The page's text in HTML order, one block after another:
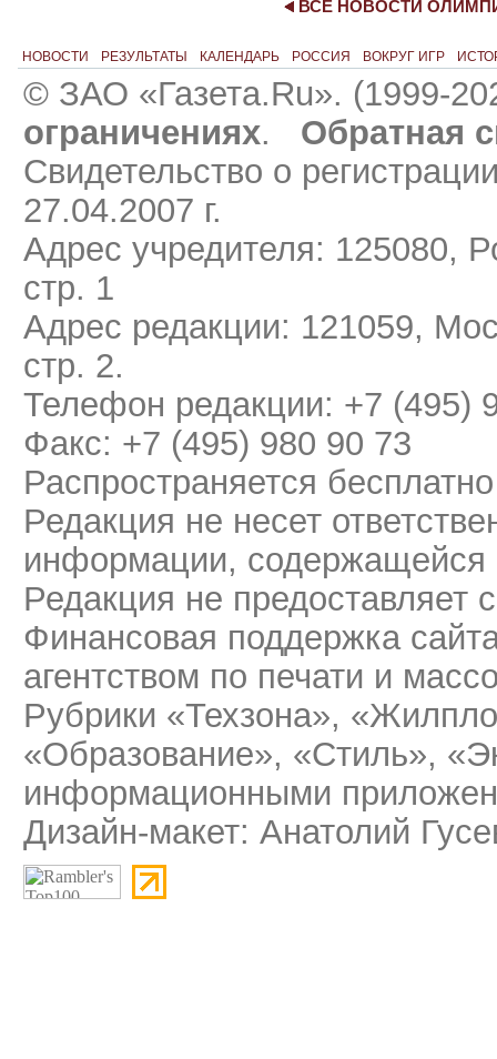
ВСЕ НОВОСТИ
НОВОСТИ РЕЗУЛЬТАТЫ КАЛЕНДАРЬ РОССИЯ ВОКРУГ ИГР
© ЗАО «Газета.Ru». (1999-
ограничениях.
Обратная
Свидетельство о
27.04.2007 г.
Адрес учредителя: 125080,
стр. 1
Адрес редакции: 121059,
стр. 2.
Телефон редакции: +7 (495)
Факс: +7 (495) 980 90 73
Распространяется бесплатно
Редакция не несет
информации, содержащейся
Редакция не предоставляет
Финансовая поддержка
агентством по печати и
Рубрики «Техзона»,
«Образование», «Стиль»,
информационными
Дизайн-макет: Анатолий